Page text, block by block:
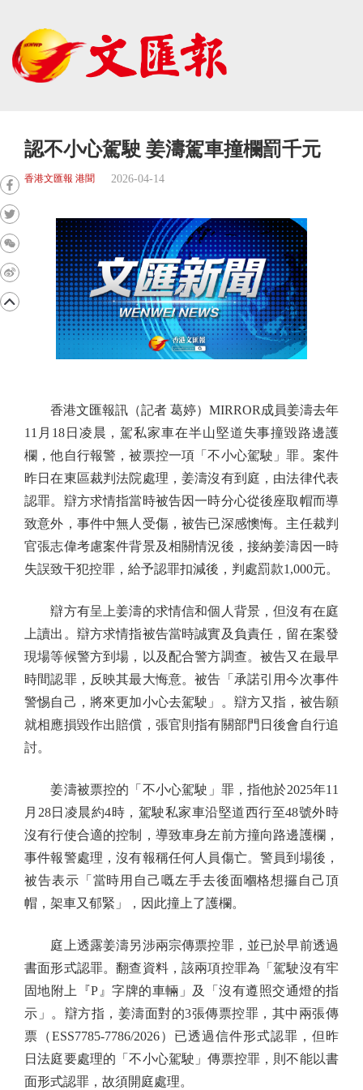
認不小心駕駛 姜濤駕車撞欄罰千元
香港文匯報 港聞 2026-04-14
香港文匯報訊（記者 葛婷）MIRROR成員姜濤去年
11月18日凌晨，駕私家車在半山堅道失事撞毀路邊護
欄，他自行報警，被票控一項「不小心駕駛」罪。案件
昨日在東區裁判法院處理，姜濤沒有到庭，由法律代表
認罪。辯方求情指當時被告因一時分心從後座取帽而導
致意外，事件中無人受傷，被告已深感懊悔。主任裁判
官張志偉考慮案件背景及相關情況後，接納姜濤因一時
失誤致干犯控罪，給予認罪扣減後，判處罰款1,000元。
辯方有呈上姜濤的求情信和個人背景，但沒有在庭
上讀出。辯方求情指被告當時誠實及負責任，留在案發
現場等候警方到場，以及配合警方調查。被告又在最早
時間認罪，反映其最大悔意。被告「承諾引用今次事件
警惕自己，將來更加小心去駕駛」。辯方又指，被告願
就相應損毀作出賠償，張官則指有關部門日後會自行追
討。
姜濤被票控的「不小心駕駛」罪，指他於2025年11
月28日凌晨約4時，駕駛私家車沿堅道西行至48號外時
沒有行使合適的控制，導致車身左前方撞向路邊護欄，
事件報警處理，沒有報稱任何人員傷亡。警員到場後，
被告表示「當時用自己嘅左手去後面嗰格想攞自己頂
帽，架車又郁緊」，因此撞上了護欄。
庭上透露姜濤另涉兩宗傳票控罪，並已於早前透過
書面形式認罪。翻查資料，該兩項控罪為「駕駛沒有牢
固地附上『P』字牌的車輛」及「沒有遵照交通燈的指
示」。辯方指，姜濤面對的3張傳票控罪，其中兩張傳
票（ESS7785-7786/2026）已透過信件形式認罪，但昨
日法庭要處理的「不小心駕駛」傳票控罪，則不能以書
面形式認罪，故須開庭處理。